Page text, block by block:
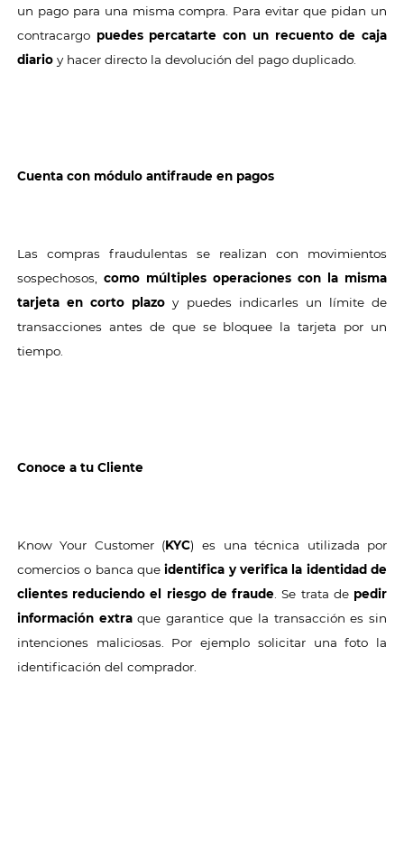
un pago para una misma compra. Para evitar que pidan un
contracargo puedes percatarte con un recuento de caja
diarioy hacer directo la devolución del pago duplicado.
Cuenta con módulo antifraude en pagos
Las compras fraudulentas se realizan con movimientos
sospechosos, como múltiples operaciones con la misma
tarjeta en corto plazo y puedes indicarles un límite de
transacciones antes de que se bloquee la tarjeta por un
tiempo.
Conoce a tu Cliente
Know Your Customer (KYC) es una técnica utilizada por
comercios o banca queidentifica y verifica la identidad de
clientes reduciendo el riesgo de fraude . Se trata de pedir
información extraque garantice que la transacción es sin
intenciones maliciosas. Por ejemplo solicitar una foto la
identificación del comprador.